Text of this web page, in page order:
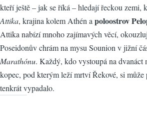
kteří ještě – jak se říká – hledají řeckou zemi,
Attika, krajina kolem Athén apoloostrov
Attika nabízí mnoho zajímavých věcí,
Poseidonův chrám na mysu Sounion v jižní
Marathónu. Každý, kdo vystoupá na
kopec, pod kterým leží mrtví Řekové, si může
tenkrát vypadalo.